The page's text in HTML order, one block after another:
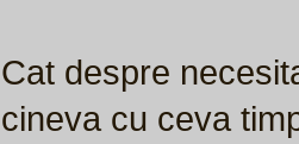
Cat despre
cineva cu ceva